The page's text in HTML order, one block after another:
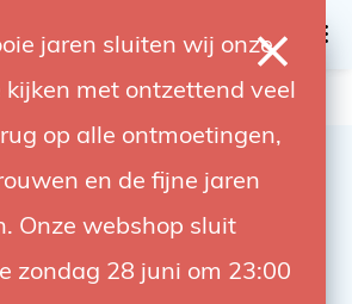
jaren sluiten wij onze
kijken met ontzettend veel
op alle ontmoetingen,
en de fijne jaren
Onze webshop sluit
zondag 28 juni om 23:00
trusted shops
lighting
for studio and on-